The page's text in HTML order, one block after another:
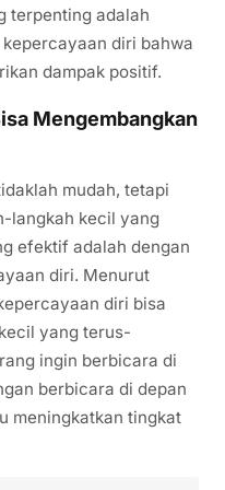
terpenting adalah
diri bahwa
dampak positif.
Mengembangkan
mudah, tetapi
langkah kecil yang
efektif adalah dengan
diri. Menurut
diri bisa
yang terus-
ingin berbicara di
berbicara di depan
meningkatkan tingkat